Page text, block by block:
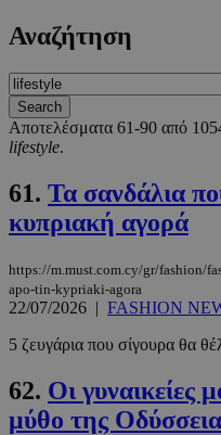
Αναζήτηση
Αποτελέσματα 61-90 από
lifestyle.
61. Τα σανδάλια
κυπριακή αγορά
https://m.must.com.cy/gr/fashion/
apo-tin-kypriaki-agora
22/07/2026 | FASHION
5 ζευγάρια που σίγουρα θα
62. Οι γυναικείες
μύθο της